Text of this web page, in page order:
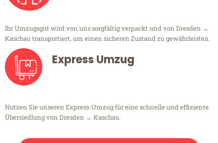
Ihr Umzugsgut wird von uns sorgfältig verpackt und von Dresden →
Kaschau transportiert, um einen sicheren Zustand zu gewährleisten.
Express Umzug
Nutzen Sie unseren Express-Umzug für eine schnelle und effiziente
Übersiedlung von Dresden → Kaschau.